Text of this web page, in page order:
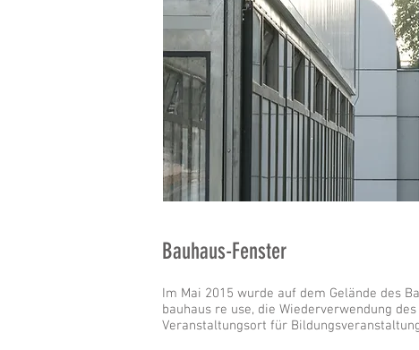
Bauhaus-Fenster
Im Mai 2015 wurde auf dem Gelände des
bauhaus re use, die Wiederverwendung
Veranstaltungsort für